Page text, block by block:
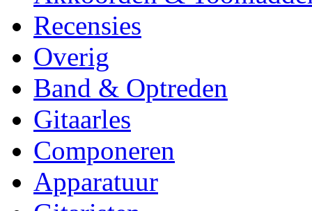
Recensies
Overig
Band & Optreden
Gitaarles
Componeren
Apparatuur